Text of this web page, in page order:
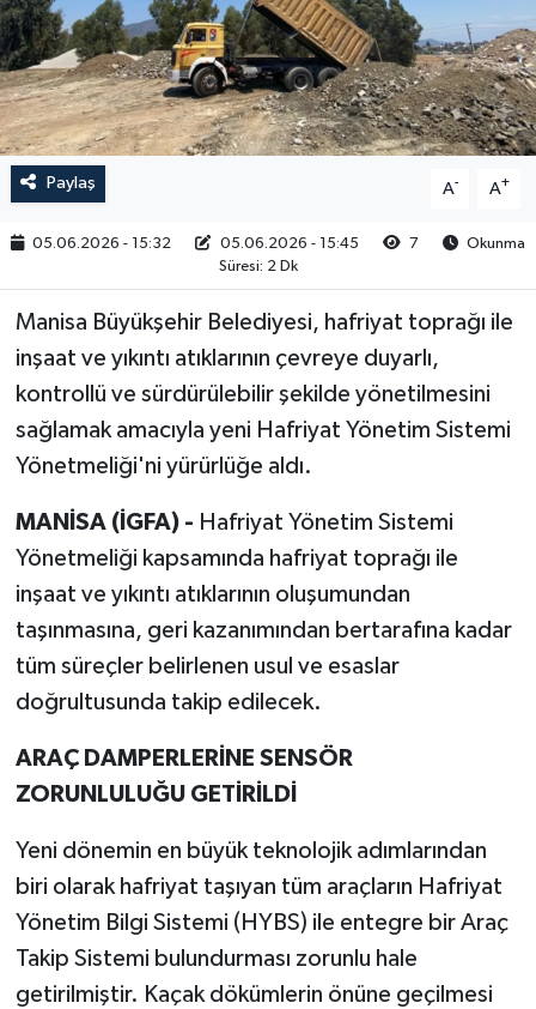
Paylaş A- A+
05.06.2026 - 15:32 05.06.2026 - 15:45 7
Okunma
Süresi: 2 Dk
Manisa Büyükşehir Belediyesi, hafriyat toprağı ile
inşaat ve yıkıntı atıklarının çevreye duyarlı,
kontrollü ve sürdürülebilir şekilde yönetilmesini
sağlamak amacıyla yeni Hafriyat Yönetim Sistemi
Yönetmeliği'ni yürürlüğe aldı.
MANİSA (İGFA) - Hafriyat Yönetim Sistemi
Yönetmeliği kapsamında hafriyat toprağı ile
inşaat ve yıkıntı atıklarının oluşumundan
taşınmasına, geri kazanımından bertarafına kadar
tüm süreçler belirlenen usul ve esaslar
doğrultusunda takip edilecek.
ARAÇ DAMPERLERİNE SENSÖR
ZORUNLULUĞU GETİRİLDİ
Yeni dönemin en büyük teknolojik adımlarından
biri olarak hafriyat taşıyan tüm araçların Hafriyat
Yönetim Bilgi Sistemi (HYBS) ile entegre bir Araç
Takip Sistemi bulundurması zorunlu hale
getirilmiştir. Kaçak dökümlerin önüne geçilmesi
RESMİ İLAN